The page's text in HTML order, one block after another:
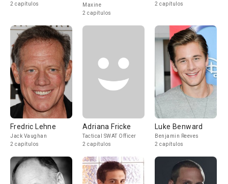
2 capítulos
Maxine
2 capítulos
2 capítulos
Fredric Lehne
Jack Vaughan
2 capítulos
Adriana Fricke
Tactical SWAT Officer
2 capítulos
Luke Benward
Benjamin Reeves
2 capítulos